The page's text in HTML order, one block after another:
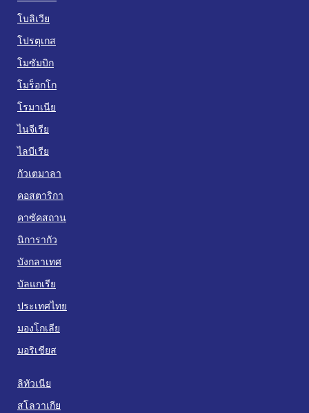
โบลิเวีย
โปรตุเกส
โมซัมบิก
โมร็อกโก
โรมาเนีย
ไนจีเรีย
ไลบีเรีย
กัวเตมาลา
คอสตาริกา
คาซัคสถาน
นิการากัว
บังกลาเทศ
บัลแกเรีย
ประเทศไทย
มองโกเลีย
มอริเชียส
ลิทัวเนีย
สโลวาเกีย